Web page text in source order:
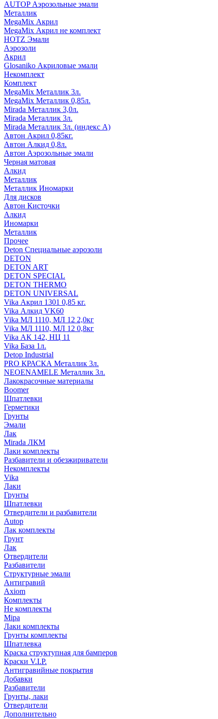
AUTOP Аэрозольные эмали
Металлик
MegaMix Акрил
MegaMix Акрил не комплект
HOTZ Эмали
Аэрозоли
Акрил
Glosaniko Акриловые эмали
Некомплект
Комплект
MegaMix Металлик 3л.
MegaMix Металлик 0,85л.
Mirada Металлик 3,0л.
Mirada Металлик 3л.
Mirada Металлик 3л. (индекс А)
Автон Акрил 0,85кг.
Автон Алкид 0,8л.
Автон Аэрозольные эмали
Черная матовая
Алкид
Металлик
Металлик Иномарки
Для дисков
Автон Кисточки
Алкид
Иномарки
Металлик
Прочее
Deton Специальные аэрозоли
DETON
DETON ART
DETON SPECIAL
DETON THERMO
DETON UNIVERSAL
Vika Акрил 1301 0,85 кг.
Vika Алкид VK60
Vika МЛ 1110, МЛ 12 2,0кг
Vika МЛ 1110, МЛ 12 0,8кг
Vika АК 142, НЦ 11
Vika База 1л.
Detop Industrial
PRO КРАСКА Металлик 3л.
NEOENAMELE Металлик 3л.
Лакокрасочные материалы
Boomer
Шпатлевки
Герметики
Грунты
Эмали
Лак
Mirada ЛКМ
Лаки комплекты
Разбавители и обезжириватели
Некомплекты
Vika
Лаки
Грунты
Шпатлевки
Отвердители и разбавители
Autop
Лак комплекты
Грунт
Лак
Отвердители
Разбавители
Структурные эмали
Антигравий
Axiom
Комплекты
Не комплекты
Mipa
Лаки комплекты
Грунты комплекты
Шпатлевка
Краска структупная для бамперов
Краски V.I.P.
Антигравийные покрытия
Добавки
Разбавители
Грунты, лаки
Отвердители
Дополнительно